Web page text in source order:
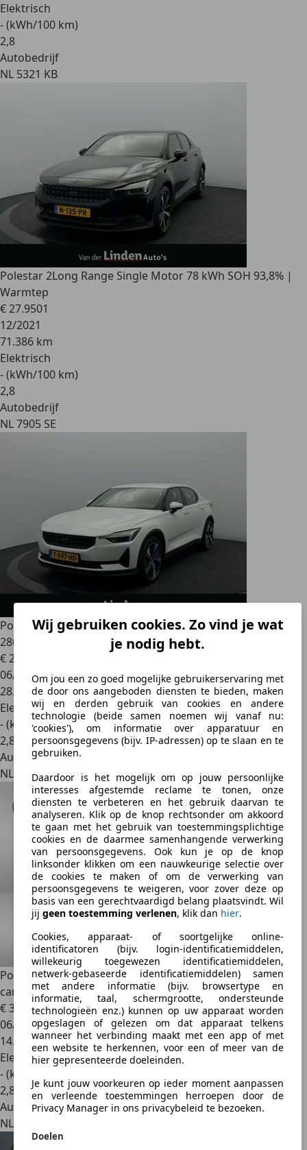
Wij gebruiken cookies. Zo vind je wat
je nodig hebt.
Om jou een zo goed mogelijke gebruikerservaring met
de door ons aangeboden diensten te bieden, maken
wij en derden gebruik van cookies en andere
technologie (beide samen noemen wij vanaf nu:
'cookies'), om informatie over apparatuur en
persoonsgegevens (bijv. IP-adressen) op te slaan en te
gebruiken.
Daardoor is het mogelijk om op jouw persoonlijke
interesses afgestemde reclame te tonen, onze
diensten te verbeteren en het gebruik daarvan te
analyseren. Klik op de knop rechtsonder om akkoord
te gaan met het gebruik van toestemmingsplichtige
cookies en de daarmee samenhangende verwerking
van persoonsgegevens. Ook kun je op de knop
linksonder klikken om een nauwkeurige selectie over
de cookies te maken of om de verwerking van
persoonsgegevens te weigeren, voor zover deze op
basis van een gerechtvaardigd belang plaatsvindt. Wil
jij geen toestemming verlenen, klik dan hier.
Cookies, apparaat- of soortgelijke online-
identificatoren (bijv. login-identificatiemiddelen,
willekeurig toegewezen identificatiemiddelen,
netwerk-gebaseerde identificatiemiddelen) samen
met andere informatie (bijv. browsertype en
informatie, taal, schermgrootte, ondersteunde
technologieën enz.) kunnen op uw apparaat worden
opgeslagen of gelezen om dat apparaat telkens
wanneer het verbinding maakt met een app of met
een website te herkennen, voor een of meer van de
hier gepresenteerde doeleinden.
Je kunt jouw voorkeuren op ieder moment aanpassen
en verleende toestemmingen herroepen door de
Privacy Manager in ons privacybeleid te bezoeken.
Doelen
Elektrisch
- (kWh/100 km)
2,8
Autobedrijf
NL 5321 KB
Polestar 2Long Range Single Motor 78 kWh SOH 93,8% |
Warmtep
€ 27.9501
12/2021
71.386 km
Elektrisch
- (kWh/100 km)
2,8
Autobedrijf
NL 7905 SE
Polestar 2Long Range Single Motor 78 kWh SOH 96,0% |
28000KM
€ 29.950
06/2023
28.493 km
Elektrisch
- (kWh/100 km)
2,8
Autobedrijf
NL 7905 SE
Polestar 2SINGLE MOTOR 69 KWH SOH 94,05% | 360
camera | El.
€ 34.9001
06/2024
14.649 km
Elektrisch
- (kWh/100 km)
2,8
Autobedrijf
NL 9207 GL